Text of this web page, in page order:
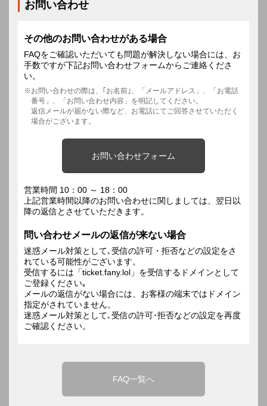
お問い合わせ
その他のお問い合わせがある場合
FAQをご確認いただいても問題が解決しない場合には、お
手数ですが下記お問い合わせフォームからご連絡くださ
い。
お問い合わせの際は、｢お名前｣、「メールアドレス」、「お電話
番号」、「お問い合わせ内容」を明記してください。
返信メールが届かない際など、お電話にてご回答させていただく
場合がございます。
お問い合わせフォーム
営業時間 10：00 ～ 18：00
上記営業時間以降のお問い合わせに関しましては、翌日以
降の返信とさせていただきます。
問い合わせメールの返信が来ない場合
迷惑メール対策として､受信の許可・拒否などの設定をさ
れている可能性がございます。
受信するには「ticket.fany.lol」を受信するドメインとして
ご登録ください｡
メールの返信がない場合には、お客様の端末ではドメイン
指定がされていません。
迷惑メール対策として､受信の許可･拒否などの設定を再度
ご確認ください。
FAQ一覧へ